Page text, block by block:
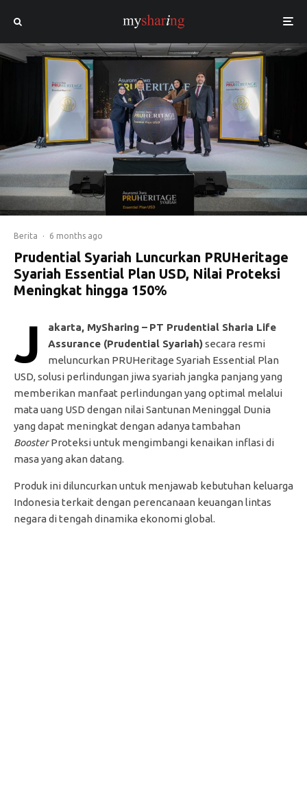
Berita · 6 months ago
Prudential Syariah Luncurkan PRUHeritage
Syariah Essential Plan USD, Nilai Proteksi
Meningkat hingga 150%
J akarta, MySharing – PT Prudential Sharia Life
Assurance (Prudential Syariah)secara resmi
meluncurkan PRUHeritage Syariah Essential Plan
USD, solusi perlindungan jiwa syariah jangka panjang yang
memberikan manfaat perlindungan yang optimal melalui
mata uang USD dengan nilai Santunan Meninggal Dunia
yang dapat meningkat dengan adanya tambahan
BoosterProteksi untuk mengimbangi kenaikan inflasi di
masa yang akan datang.
Produk ini diluncurkan untuk menjawab kebutuhan keluarga
Indonesia terkait dengan perencanaan keuangan lintas
negara di tengah dinamika ekonomi global.